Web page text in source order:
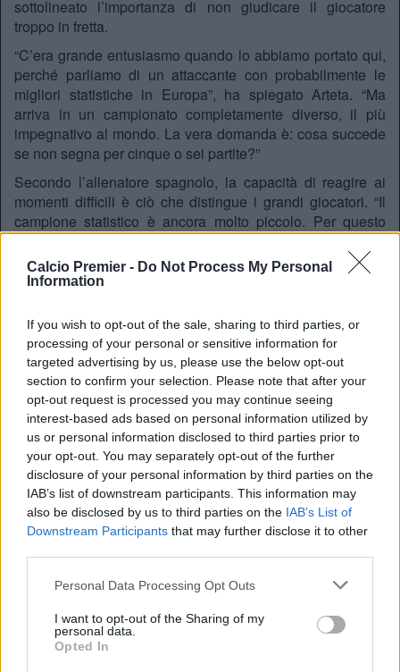
Calcio Premier - Do Not Process My Personal
Information
If you wish to opt-out of the sale, sharing to third parties, or
processing of your personal or sensitive information for
targeted advertising by us, please use the below opt-out
section to confirm your selection. Please note that after your
opt-out request is processed you may continue seeing
interest-based ads based on personal information utilized by
us or personal information disclosed to third parties prior to
your opt-out. You may separately opt-out of the further
disclosure of your personal information by third parties on the
IAB’s list of downstream participants. This information may
also be disclosed by us to third parties on the IAB’s List of
Downstream Participants that may further disclose it to other
Personal Data Processing Opt Outs
I want to opt-out of the Sharing of my
personal data.
Opted In
sottolineato l’importanza di non giudicare il giocatore
troppo in fretta.
“C’era grande entusiasmo quando lo abbiamo portato qui,
perché parliamo di un attaccante con probabilmente le
migliori statistiche in Europa”, ha spiegato Arteta. “Ma
arriva in un campionato completamente diverso, il più
impegnativo al mondo. La vera domanda è: cosa succede
se non segna per cinque o sei partite?”
Secondo l’allenatore spagnolo, la capacità di reagire ai
momenti difficili è ciò che distingue i grandi giocatori. “Il
campione statistico è ancora molto piccolo. Per questo
dico: lasciatelo in pace, lasciatelo fare ciò che sa fare
meglio, sosteniamolo. Sono sicuro che le cose andranno
nella direzione giusta”.
alla vittoria per 2-0 contro il Burnley, prima di uno stop di
quasi un mese a causa di un infortunio al bicipite femorale.
Un’assenza che ha inevitabilmente rallentato il suo
inserimento nella squadra.
Arteta ha però ribadito la fiducia nel suo attaccante:
“Dobbiamo metterlo nelle migliori condizioni possibili per
esplodere e realizzare tutto il suo potenziale. Prima
dell’infortunio stava attraversando un ottimo momento”.
L’adattamento alla Premier League, ammette il tecnico,
non è stato immediato. “All’inizio ha avuto bisogno di
tempo, anche perché non ha fatto la pre-stagione. Ora sta
iniziando ad acquisire slancio, ma ciò che davvero lo
sbloccherà saranno i gol”.
Un aspetto mentale, oltre che tecnico. “Ne ha bisogno per
la sua fiducia e anche noi giudicheremo le sue prestazioni
in base a questo. È naturale. E lui è il primo a voler